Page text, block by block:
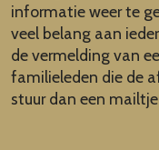
informatie weer te
veel belang aan
de vermelding van
familieleden die de
stuur dan een